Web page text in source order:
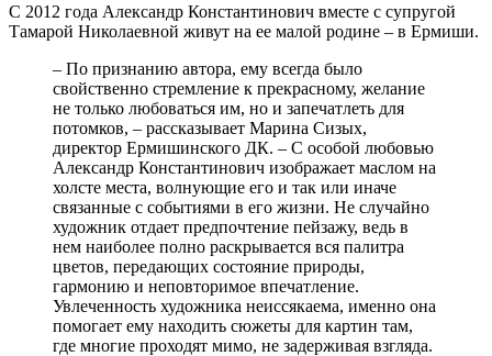
С 2012 года Александр Константинович вместе с супругой
Тамарой Николаевной живут на ее малой родине – в Ермиши.
– По признанию автора, ему всегда было
свойственно стремление к прекрасному, желание
не только любоваться им, но и запечатлеть для
потомков, – рассказывает Марина Сизых,
директор Ермишинского ДК. – С особой любовью
Александр Константинович изображает маслом на
холсте места, волнующие его и так или иначе
связанные с событиями в его жизни. Не случайно
художник отдает предпочтение пейзажу, ведь в
нем наиболее полно раскрывается вся палитра
цветов, передающих состояние природы,
гармонию и неповторимое впечатление.
Увлеченность художника неиссякаема, именно она
помогает ему находить сюжеты для картин там,
где многие проходят мимо, не задерживая взгляда.